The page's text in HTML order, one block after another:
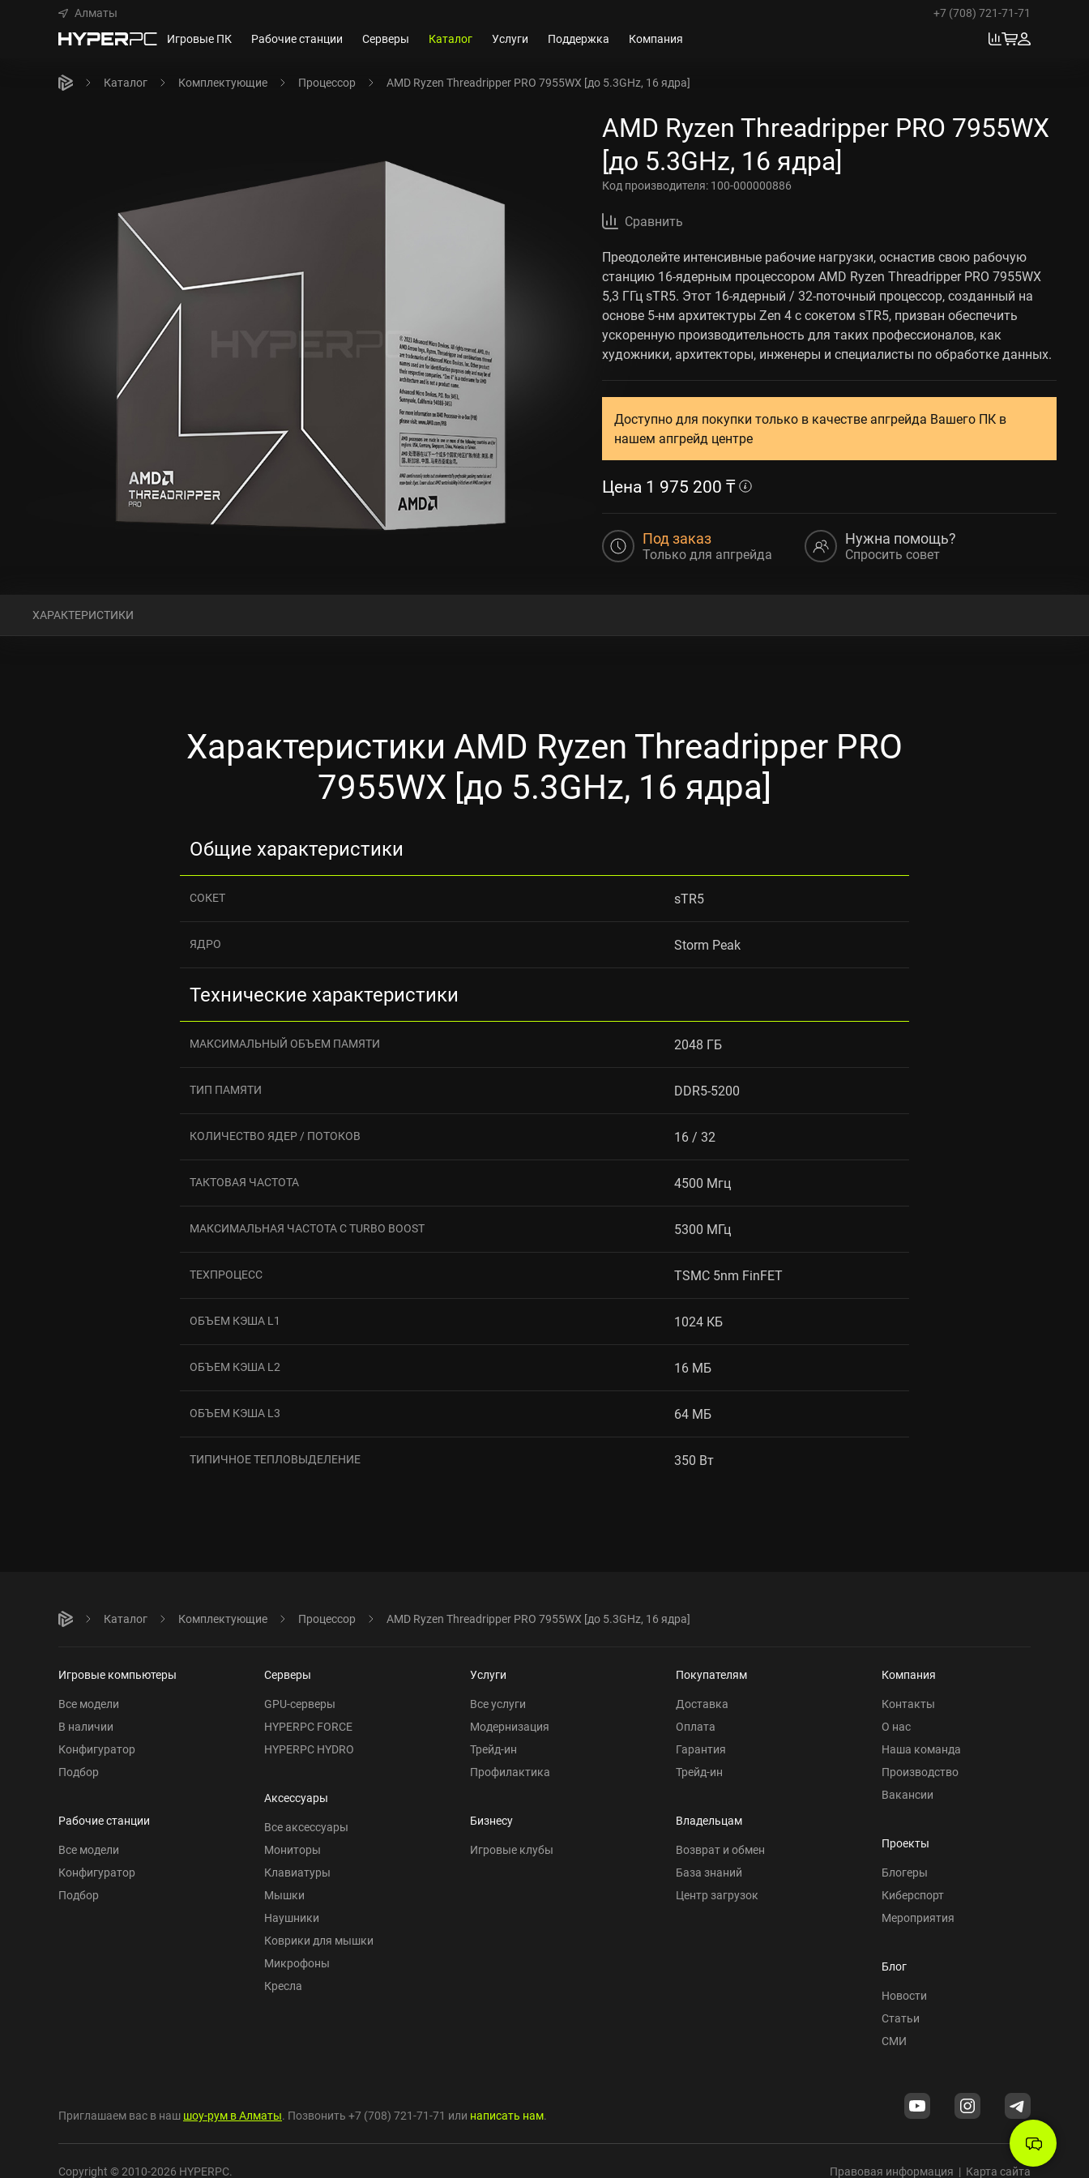
Алматы
+7 (708) 721-71-71
Игровые ПК
Рабочие станции Серверы Каталог Услуги Поддержка Компания
Каталог Комплектующие Процессор AMD Ryzen Threadripper PRO 7955WX [до 5.3GHz, 16 ядра]
AMD Ryzen Threadripper PRO 7955WX
[до 5.3GHz, 16 ядра]
Код производителя: 100-000000886
Сравнить
Преодолейте интенсивные рабочие нагрузки, оснастив свою рабочую
станцию 16-ядерным процессором AMD Ryzen Threadripper PRO 7955WX
5,3 ГГц sTR5. Этот 16-ядерный / 32-поточный процессор, созданный на
основе 5-нм архитектуры Zen 4 с сокетом sTR5, призван обеспечить
ускоренную производительность для таких профессионалов, как
художники, архитекторы, инженеры и специалисты по обработке данных.
Доступно для покупки только в качестве апгрейда Вашего ПК в
нашем апгрейд центре
Цена 1 975 200 ₸
Под заказ
Только для апгрейда
Нужна помощь?
Спросить совет
ХАРАКТЕРИСТИКИ
Характеристики AMD Ryzen Threadripper PRO
7955WX [до 5.3GHz, 16 ядра]
Общие характеристики
СОКЕТ sTR5
ЯДРО Storm Peak
Технические характеристики
МАКСИМАЛЬНЫЙ ОБЪЕМ ПАМЯТИ 2048 ГБ
ТИП ПАМЯТИ DDR5-5200
КОЛИЧЕСТВО ЯДЕР / ПОТОКОВ 16 / 32
ТАКТОВАЯ ЧАСТОТА 4500 Мгц
МАКСИМАЛЬНАЯ ЧАСТОТА С TURBO BOOST 5300 МГц
ТЕХПРОЦЕСС TSMC 5nm FinFET
ОБЪЕМ КЭША L1 1024 КБ
ОБЪЕМ КЭША L2 16 МБ
ОБЪЕМ КЭША L3 64 МБ
ТИПИЧНОЕ ТЕПЛОВЫДЕЛЕНИЕ 350 Вт
Каталог Комплектующие Процессор AMD Ryzen Threadripper PRO 7955WX [до 5.3GHz, 16 ядра]
Игровые компьютеры
Все модели
В наличии
Конфигуратор
Подбор
Рабочие станции
Все модели
Конфигуратор
Подбор
Серверы
GPU-серверы
HYPERPC FORCE
HYPERPC HYDRO
Аксессуары
Все аксессуары
Мониторы
Клавиатуры
Мышки
Наушники
Коврики для мышки
Микрофоны
Кресла
Услуги
Все услуги
Модернизация
Трейд-ин
Профилактика
Бизнесу
Игровые клубы
Покупателям
Доставка
Оплата
Гарантия
Трейд-ин
Владельцам
Возврат и обмен
База знаний
Центр загрузок
Компания
Контакты
О нас
Наша команда
Производство
Вакансии
Проекты
Блогеры
Киберспорт
Мероприятия
Блог
Новости
Статьи
СМИ
Приглашаем вас в наш шоу-рум в Алматы. Позвонить +7 (708) 721-71-71 или написать нам.
Copyright © 2010-2026 HYPERPC. Правовая информация | Карта сайта